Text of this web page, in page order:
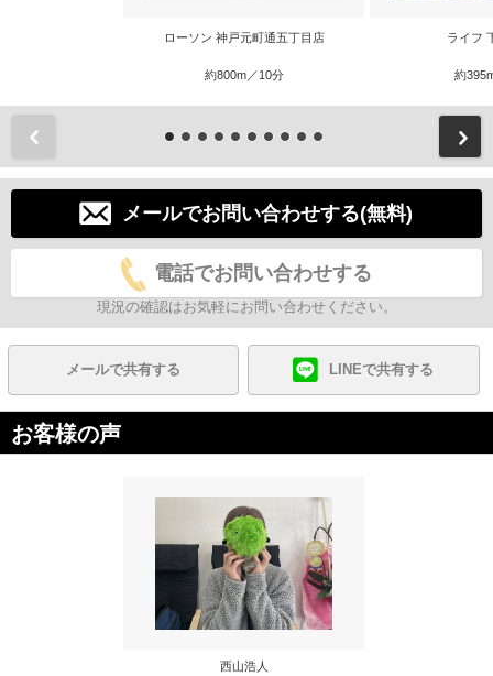
ローソン 神戸元町通五丁目店
約800m／10分
ライフ
約
メールでお問い合わせする(無料)
電話でお問い合わせする
現況の確認はお気軽にお問い合わせください。
メールで共有する LINEで共有する
お客様の声
西山浩人